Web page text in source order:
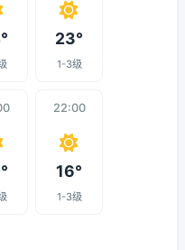
23°
1-3级
22:00
16°
1-3级